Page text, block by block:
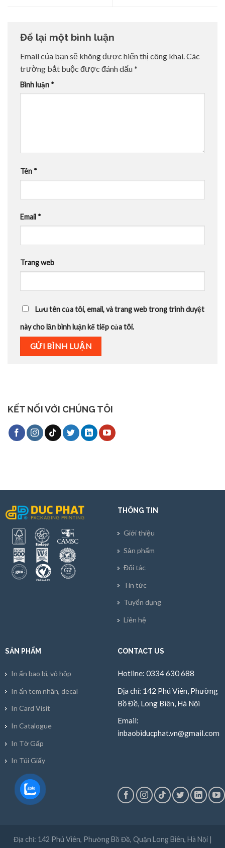
Để lại một bình luận
Email của bạn sẽ không được hiển thị công khai. Các
trường bắt buộc được đánh dấu*
Bình luận *
Tên *
Email *
Trang web
Lưu tên của tôi, email, và trang web trong trình duyệt
này cho lần bình luận kế tiếp của tôi.
KẾT NỐI VỚI CHÚNG TÔI
THÔNG TIN
Giới thiệu
Sản phẩm
Đối tác
Tin tức
Tuyển dụng
Liên hệ
SẢN PHẨM
In ấn bao bì, vỏ hộp
In ấn tem nhãn, decal
In Card Visit
In Catalogue
In Tờ Gấp
In Túi Giấy
CONTACT US
Hotline: 0334 630 688
Địa chỉ: 142 Phú Viên, Phường
Bồ Đề, Long Biên, Hà Nội
Email:
inbaobiducphat.vn@gmail.com
Địa chỉ: 142 Phú Viên, Phường Bồ Đề, Quận Long Biên, Hà Nội |